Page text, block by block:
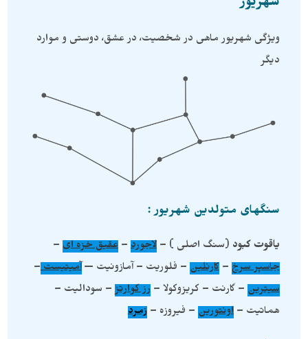
شهریور
ویژگی شهریور ماهی در شخصیت، در عشق، دوستی و موارد
دیگر
سنگهای متولدین شهریور :
یاقوت کبود (سنگ اصلی ) –لاجورد–عقیق خزه ای –
جاسپر سرخ –کارنلین – فلوریت – آمازونیت — آمیتیست–
سیترین – گارنت – کریزوکولا – رز کوارتز– سودالیت –
هماتیت –اونتورین – فیروزه – زمرد